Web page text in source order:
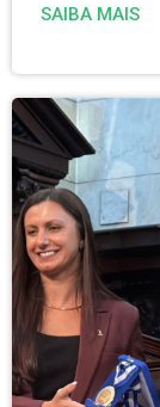
SAIBA MAIS